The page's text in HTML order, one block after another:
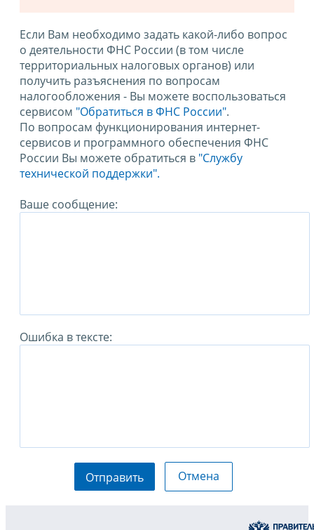
Если Вам необходимо задать какой-либо вопрос
о деятельности ФНС России (в том числе
территориальных налоговых органов) или
получить разъяснения по вопросам
налогообложения - Вы можете воспользоваться
сервисом "Обратиться в ФНС России".
По вопросам функционирования интернет-
сервисов и программного обеспечения ФНС
России Вы можете обратиться в "Службу
технической поддержки".
Ваше сообщение:
Ошибка в тексте:
Отправить Отмена